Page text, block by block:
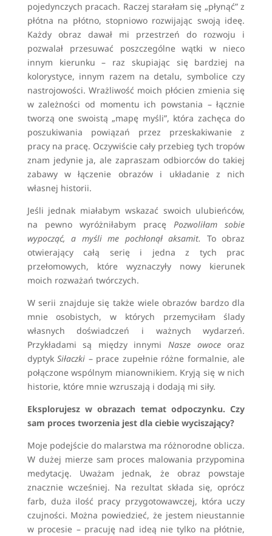
pojedynczych pracach. Raczej starałam się „płynąć” z
płótna na płótno, stopniowo rozwijając swoją ideę.
Każdy obraz dawał mi przestrzeń do rozwoju i
pozwalał przesuwać poszczególne wątki w nieco
innym kierunku – raz skupiając się bardziej na
kolorystyce, innym razem na detalu, symbolice czy
nastrojowości. Wrażliwość moich płócien zmienia się
w zależności od momentu ich powstania – łącznie
tworzą one swoistą „mapę myśli”, która zachęca do
poszukiwania powiązań przez przeskakiwanie z
pracy na pracę. Oczywiście cały przebieg tych tropów
znam jedynie ja, ale zapraszam odbiorców do takiej
zabawy w łączenie obrazów i układanie z nich
własnej historii.
Jeśli jednak miałabym wskazać swoich ulubieńców,
na pewno wyróżniłabym pracęPozwoliłam sobie
wypocząć, a myśli me pochłonął aksamit.
To obraz
otwierający całą serię i jedna z tych prac
przełomowych, które wyznaczyły nowy kierunek
moich rozważań twórczych.
W serii znajduje się także wiele obrazów bardzo dla
mnie osobistych, w których przemyciłam ślady
własnych doświadczeń i ważnych wydarzeń.
Przykładami są między innymiNasze owoceoraz
dyptykSiłaczki – prace zupełnie różne formalnie, ale
połączone wspólnym mianownikiem. Kryją się w nich
historie, które mnie wzruszają i dodają mi siły.
Eksplorujesz w obrazach temat odpoczynku. Czy
sam proces tworzenia jest dla ciebie wyciszający?
Moje podejście do malarstwa ma różnorodne oblicza.
W dużej mierze sam proces malowania przypomina
medytację. Uważam jednak, że obraz powstaje
znacznie wcześniej. Na rezultat składa się, oprócz
farb, duża ilość pracy przygotowawczej, która uczy
czujności. Można powiedzieć, że jestem nieustannie
w procesie – pracuję nad ideą nie tylko na płótnie,